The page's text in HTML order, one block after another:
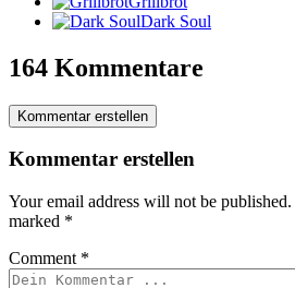
Dark Soul
164 Kommentare
Kommentar erstellen
Kommentar erstellen
Your email address will not be published.
marked *
Comment *